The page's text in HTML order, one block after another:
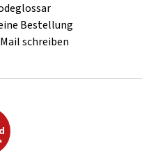
Bestellung
schreiben